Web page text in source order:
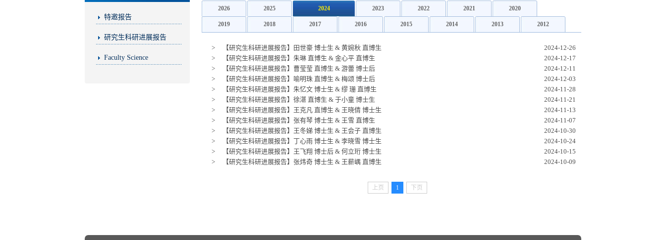
特邀报告
研究生科研进展报告
Faculty Science
2026 2025 2024 2023 2022 2021 2020
2019 2018 2017 2016 2015 2014 2013 2012
> 【研究生科研进展报告】田世豪 博士生 & 黄婉秋 直博生
2024-12-26
>
【研究生科研进展报告】朱琳 直博生 & 金心平 直博生
2024-12-17
>
【研究生科研进展报告】曹莹莹 直博生 & 游蕾 博士后
2024-12-11
>
【研究生科研进展报告】喻明珠 直博生 & 梅颂 博士后
2024-12-03
>
【研究生科研进展报告】朱忆文 博士生 & 缪 珊 直博生
2024-11-28
>
【研究生科研进展报告】徐湛 直博生 & 于小童 博士生
2024-11-21
>
【研究生科研进展报告】王克凡 直博生 & 王晓倩 博士生
2024-11-13
>
【研究生科研进展报告】张有琴 博士生 & 王雪 直博生
2024-11-07
>
【研究生科研进展报告】王冬娣 博士生 & 王会子 直博生
2024-10-30
>
【研究生科研进展报告】丁心雨 博士生 & 李晓雪 博士生
2024-10-24
>
【研究生科研进展报告】王飞翔 博士后 & 何立珩 博士生
2024-10-15
>
【研究生科研进展报告】张炜奇 博士生 & 王薪嵎 直博生 2024-10-09
上页 1 下页